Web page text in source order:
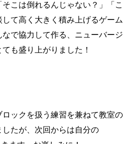
こは倒れるんじゃない？」「こ
て高く大きく積み上げるゲーム
で協力して作る、ニューバージ
も盛り上がりました！
ックを扱う練習を兼ねて教室の
たが、次回からは自分の